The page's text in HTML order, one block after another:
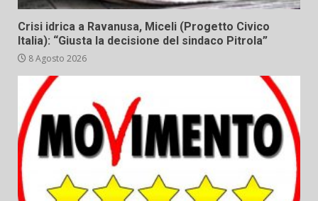
Crisi idrica a Ravanusa, Miceli (Progetto Civico
Italia): “Giusta la decisione del sindaco Pitrola”
8 Agosto 2026